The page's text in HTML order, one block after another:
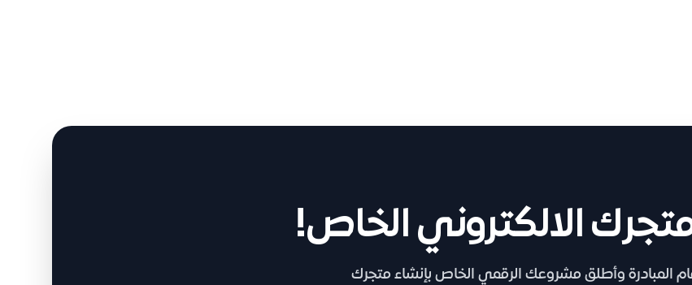
الالكتروني الخاص!
المبادرة وأطلق مشروعك الرقمي الخاص بإنشاء متجرك